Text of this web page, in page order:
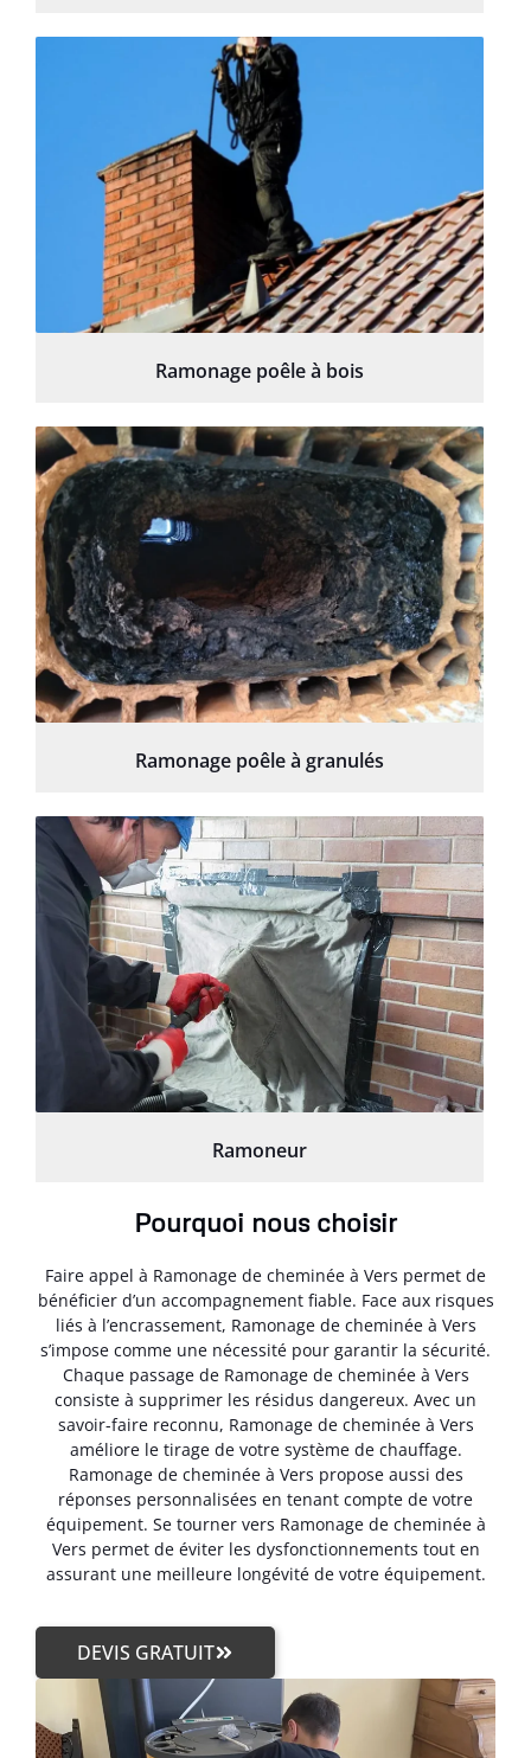
Ramonage poêle à bois
Ramonage poêle à granulés
Ramoneur
Pourquoi nous choisir
Faire appel à Ramonage de cheminée à Vers permet de
bénéficier d’un accompagnement fiable. Face aux risques
liés à l’encrassement, Ramonage de cheminée à Vers
s’impose comme une nécessité pour garantir la sécurité.
Chaque passage de Ramonage de cheminée à Vers
consiste à supprimer les résidus dangereux. Avec un
savoir-faire reconnu, Ramonage de cheminée à Vers
améliore le tirage de votre système de chauffage.
Ramonage de cheminée à Vers propose aussi des
réponses personnalisées en tenant compte de votre
équipement. Se tourner vers Ramonage de cheminée à
Vers permet de éviter les dysfonctionnements tout en
assurant une meilleure longévité de votre équipement.
DEVIS GRATUIT